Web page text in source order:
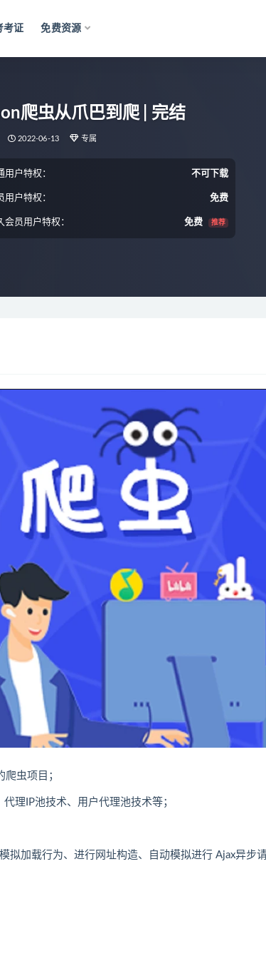
考证 免费资源
爬虫从爪巴到爬 | 完结
2022-06-13 专属
用户特权： 不可下载
用户特权： 免费
会员用户特权： 免费 推荐
虫项目；
理IP池技术、用户代理池技术等；
拟加载行为、进行网址构造、自动模拟进行 Ajax异步